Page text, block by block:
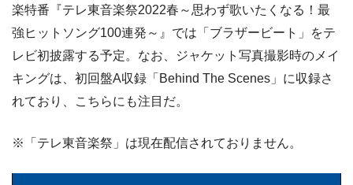
楽特番『テレ東音楽祭2022春～思わず歌いたくなる！最
強ヒットソング100連発～』では「ブラザービート」をテ
レビ初披露する予定。なお、ジャケット写真撮影時のメイ
キングは、初回盤A収録「Behind The Scenes」に収録さ
れており、こちらにも注目だ。
※「テレ東音楽祭」は現在配信されておりません。